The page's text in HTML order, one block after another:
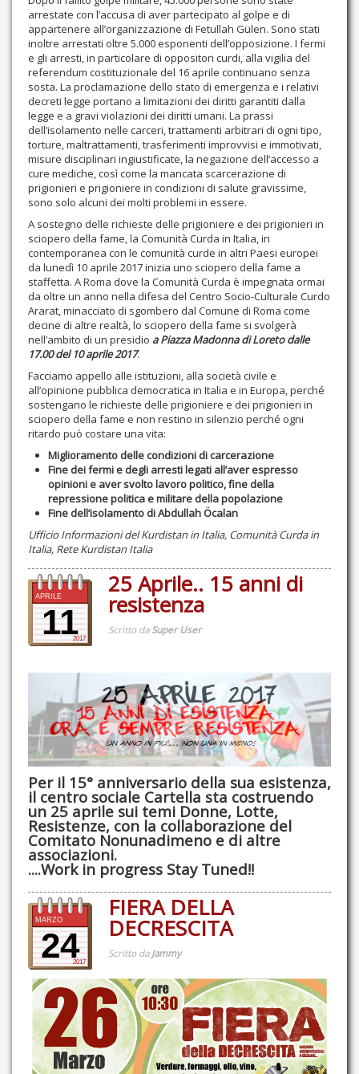
arrestate con l’accusa di aver partecipato al golpe e di
appartenere all’organizzazione di Fetullah Gülen. Sono stati
inoltre arrestati oltre 5.000 esponenti dell’opposizione. I fermi
e gli arresti, in particolare di oppositori curdi, alla vigilia del
referendum costituzionale del 16 aprile continuano senza
sosta. La proclamazione dello stato di emergenza e i relativi
decreti legge portano a limitazioni dei diritti garantiti dalla
legge e a gravi violazioni dei diritti umani. La prassi
dell’isolamento nelle carceri, trattamenti arbitrari di ogni tipo,
torture, maltrattamenti, trasferimenti improvvisi e immotivati,
misure disciplinari ingiustificate, la negazione dell’accesso a
cure mediche, così come la mancata scarcerazione di
prigionieri e prigioniere in condizioni di salute gravissime,
sono solo alcuni dei molti problemi in essere.
A sostegno delle richieste delle prigioniere e dei prigionieri in
sciopero della fame, la Comunità Curda in Italia, in
contemporanea con le comunità curde in altri Paesi europei
da lunedì 10 aprile 2017 inizia uno sciopero della fame a
staffetta. A Roma dove la Comunità Curda è impegnata ormai
da oltre un anno nella difesa del Centro Socio-Culturale Curdo
Ararat, minacciato di sgombero dal Comune di Roma come
decine di altre realtà, lo sciopero della fame si svolgerà
nell’ambito di un presidio a Piazza Madonna di Loreto dalle
17.00 del 10 aprile 2017.
Facciamo appello alle istituzioni, alla società civile e
all’opinione pubblica democratica in Italia e in Europa, perché
sostengano le richieste delle prigioniere e dei prigionieri in
sciopero della fame e non restino in silenzio perché ogni
ritardo può costare una vita:
Miglioramento delle condizioni di carcerazione
Fine dei fermi e degli arresti legati all’aver espresso
opinioni e aver svolto lavoro politico, fine della
repressione politica e militare della popolazione
Fine dell’isolamento di Abdullah Öcalan
Ufficio Informazioni del Kurdistan in Italia, Comunità Curda in
Italia, Rete Kurdistan Italia
APRILE
112017
25 Aprile.. 15 anni di
resistenza
Scritto daSuper User
Per il 15° anniversario della sua esistenza,
il centro sociale Cartella sta costruendo
un 25 aprile sui temi Donne, Lotte,
Resistenze, con la collaborazione del
Comitato Nonunadimeno e di altre
associazioni.
....Work in progress Stay Tuned!!
MARZO
242017
FIERA DELLA
DECRESCITA
Scritto daJammy